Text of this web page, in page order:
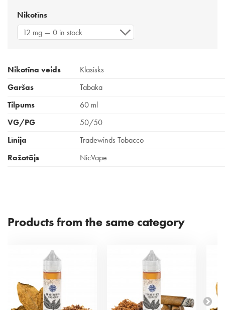
Nikotīns
12 mg — 0 in stock
Nikotīna veids
Klasisks
Garšas
Tabaka
Tilpums
60 ml
VG/PG
50/50
Līnija
Tradewinds Tobacco
Ražotājs
NicVape
Products from the same category